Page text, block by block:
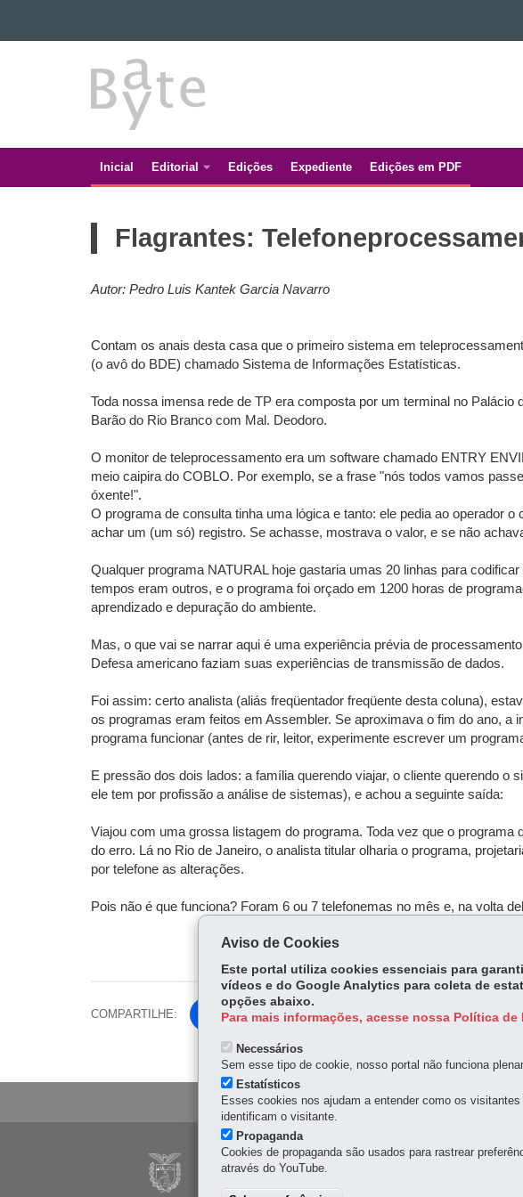
Ir para a navegação
Ir para a busca
BATE
BYTE
Navegação
Inicial Editorial Edições Expediente Edições em PDF
Flagrantes:
Autor: Pedro Luis Kantek Garcia Navarro
Contam os anais desta casa que o primeiro sistema em
(o avô do BDE) chamado Sistema de Informações Estatísticas.
Toda nossa imensa rede de TP era composta por um terminal no
Barão do Rio Branco com Mal. Deodoro.
O monitor de teleprocessamento era um software chamado ENTRY
meio caipira do COBLO. Por exemplo, se a frase "nós todos vamos
óxente!".
O programa de consulta tinha uma lógica e tanto: ele pedia ao operador
achar um (um só) registro. Se achasse, mostrava o valor, e se não
Qualquer programa NATURAL hoje gastaria umas 20 linhas para
tempos eram outros, e o programa foi orçado em 1200 horas de
aprendizado e depuração do ambiente.
Mas, o que vai se narrar aqui é uma experiência prévia de
Defesa americano faziam suas experiências de transmissão de dados.
Foi assim: certo analista (aliás freqüentador freqüente desta coluna),
os programas eram feitos em Assembler. Se aproximava o fim do ano, a
programa funcionar (antes de rir, leitor, experimente escrever um
E pressão dos dois lados: a família querendo viajar, o cliente querendo
ele tem por profissão a análise de sistemas), e achou a seguinte saída:
Viajou com uma grossa listagem do programa. Toda vez que o
do erro. Lá no Rio de Janeiro, o analista titular olharia o programa,
por telefone as alterações.
Pois não é que funciona? Foram 6 ou 7 telefonemas no mês e, na volta
COMPARTILHE:
Fa
bo
ok
Tw
itt
er
Navegação
principal
CELEPAR
Rua Mateus Leme, 1561 - Bom Retiro
Aviso de Cookies
Este portal utiliza cookies essenciais para
vídeos e do Google Analytics para coleta de
opções abaixo.
Para mais informações, acesse nossa Política de
Necessários
Sem esse tipo de cookie, nosso portal não funciona
Estatísticos
Esses cookies nos ajudam a entender como os
identificam o visitante.
Propaganda
Cookies de propaganda são usados para rastrear
através do YouTube.